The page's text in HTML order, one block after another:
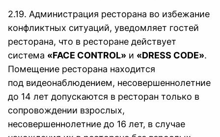
2.19. Администрация ресторана во избежание
конфликтных ситуаций, уведомляет гостей
ресторана, что в ресторане действует
система «FACE CONTROL» и «DRESS CODE».
Помещение ресторана находится
под видеонаблюдением, несовершеннолетние
до 14 лет допускаются в ресторан только в
сопровождении взрослых,
несовершеннолетние до 16 лет, в случае